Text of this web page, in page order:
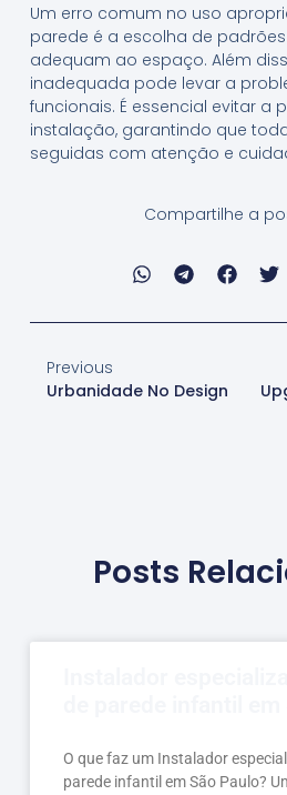
Um erro comum no uso
parede é a escolha de
adequam ao espaço. Além
inadequada pode levar a
funcionais. É essencial evitar a
instalação, garantindo que
seguidas com atenção e
Compartilhe a
Previous
Urbanidade No Design
Posts
O que faz um Instalador
parede infantil em São Paulo?